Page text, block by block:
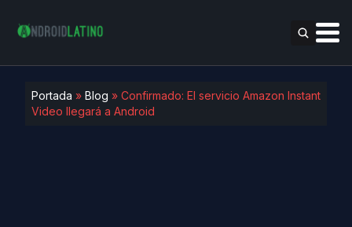
Portada » Blog » Confirmado: El servicio Amazon Instant
Video llegará a Android